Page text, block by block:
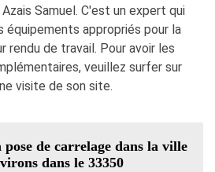
Samuel. C'est un expert qui
appropriés pour la
rendu de travail. Pour avoir les
veuillez surfer sur
visite de son site.
de carrelage dans la ville
dans le 33350